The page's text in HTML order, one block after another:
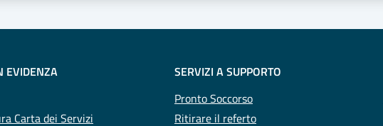
EVIDENZA
Carta dei Servizi
SERVIZI A SUPPORTO
Pronto Soccorso
Ritirare il referto